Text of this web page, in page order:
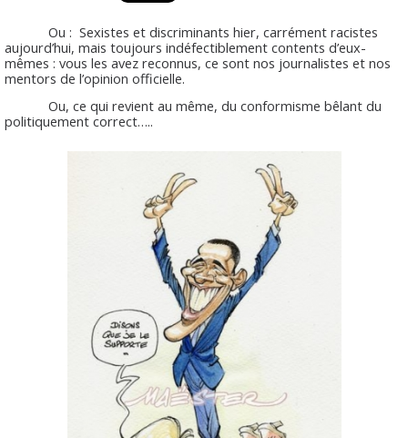
Ou : Sexistes et discriminants hier, carrément racistes
aujourd’hui, mais toujours indéfectiblement contents d’eux-
mêmes : vous les avez reconnus, ce sont nos journalistes et nos
mentors de l’opinion officielle.
Ou, ce qui revient au même, du conformisme bêlant du
politiquement correct…..